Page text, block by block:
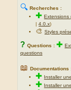
🔍 Recherches :
✚Extensions
|4.0.x)
🎨Styles
? Questions : ✚
questions
📖 Documentations
✚ Installer
✚ Installer